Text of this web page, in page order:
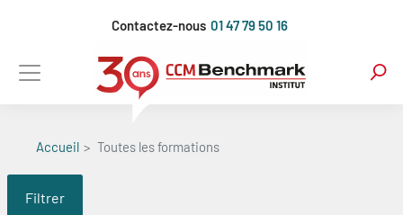
principal
Contactez-nous 01 47 79 50 16
Accueil Toutes les formations
Filtrer